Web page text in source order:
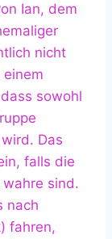
Ian, dem
nicht
einem
sowohl
Das
falls die
sind.
nach
fahren,